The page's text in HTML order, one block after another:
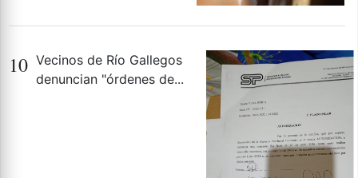
10 Vecinos de Río Gallegos
denuncian "órdenes de...